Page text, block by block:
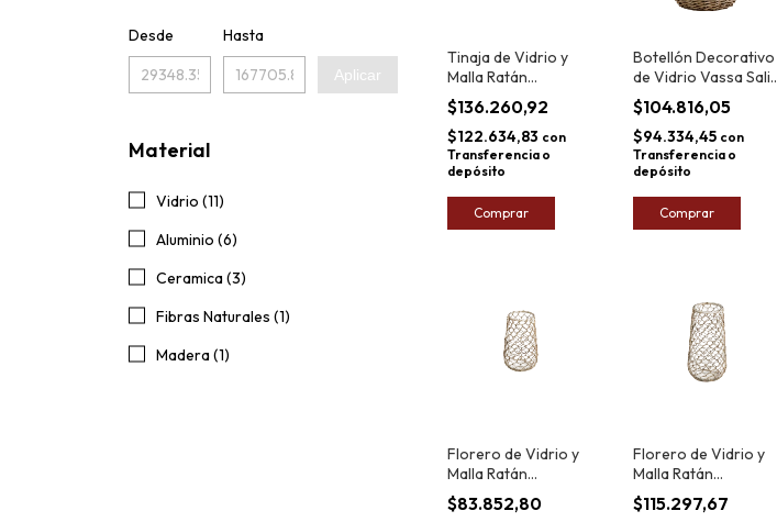
Desde Hasta
Aplicar
Material
Vidrio (11)
Aluminio (6)
Ceramica (3)
Fibras Naturales (1)
Madera (1)
Tinaja de Vidrio y
Malla Ratán
Bangalore 34x18cm
$136.260,92
$122.634,83 con
Transferencia o
depósito
Comprar
Botellón Decorativo
de Vidrio Vassa Salix
39x26cm
$104.816,05
$94.334,45 con
Transferencia o
depósito
Comprar
Florero de Vidrio y
Malla Ratán
Bangalore 26x15cm
$83.852,80
Florero de Vidrio y
Malla Ratán
Bangalore 35x18cm
$115.297,67